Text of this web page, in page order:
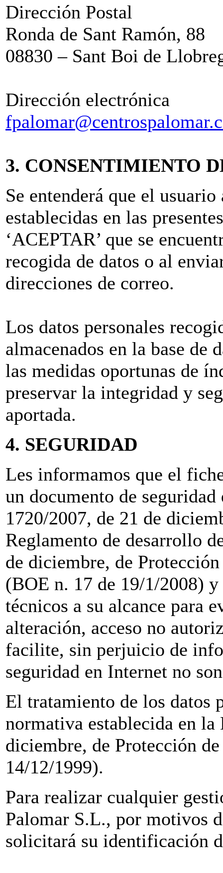
Dirección Postal
Ronda de Sant Ramón, 88
08830 – Sant Boi de
Dirección electrónica
3. CONSENTIMIENTO
Se entenderá que el
establecidas en las
‘ACEPTAR’ que se
recogida de datos o al
direcciones de correo.
Los datos personales
almacenados en la base de
las medidas oportunas de
preservar la integridad y
aportada.
4. SEGURIDAD
Les informamos que el
un documento de
1720/2007, de 21 de
Reglamento de desarrollo
de diciembre, de
(BOE n. 17 de 19/1/2008)
técnicos a su alcance para
alteración, acceso no
facilite, sin perjuicio de
seguridad en Internet no
El tratamiento de los datos
normativa establecida en
diciembre, de Protección
14/12/1999).
Para realizar cualquier
Palomar S.L., por motivos
solicitará su identificación